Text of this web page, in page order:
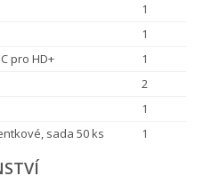
1
1
pro HD+
1
2
1
sada 50 ks
1